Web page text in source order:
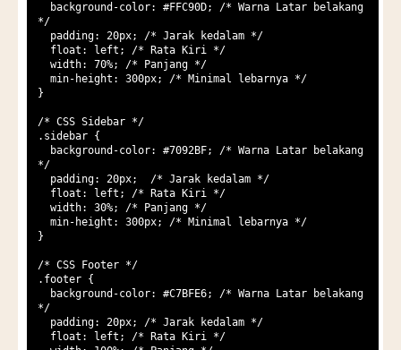
*/
}
/* CSS Sidebar */
.sidebar {
*/
}
/* CSS Footer */
.footer {
*/